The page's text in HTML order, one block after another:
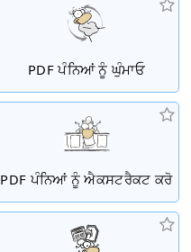
PDF ਪੰਨਿਆਂ ਨੂੰ ਘੁੰਮਾਓ
PDF ਪੰਨਿਆਂ ਨੂੰ ਐਕਸਟਰੈਕਟ ਕਰੋ